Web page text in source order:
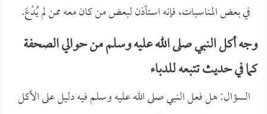
في بعض المناسبات، فإنه استأذن لبعض من كان معه ممن لم يُدْعَ.
وجه أكل النبي صلى الله عليه وسلم من حوالي الصحفة
كما في حديث تتبعه للدباء
السؤال: هل فعل النبي صلى الله عليه وسلم فيه دليل على الأكل